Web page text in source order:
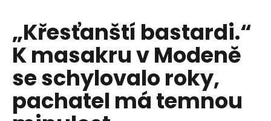
„Křesťanští bastardi.“
K masakru v Modeně
se schylovalo roky,
pachatel má temnou